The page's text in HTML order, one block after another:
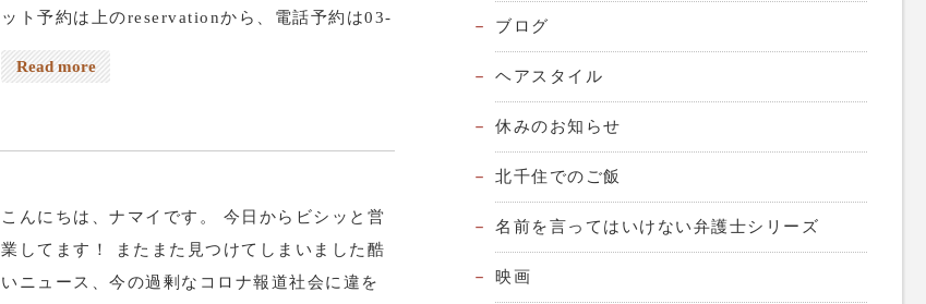
ット予約は上のreservationから、電話予約は03-
5284-8672、よろしくお願いします。
Read more
こんにちは、ナマイです。 今日からビシッと営
業してます！ またまた見つけてしまいました酷
いニュース、今の過剰なコロナ報道社会に違を
ブログ
ヘアスタイル
休みのお知らせ
北千住でのご飯
名前を言ってはいけない弁護士シリーズ
映画